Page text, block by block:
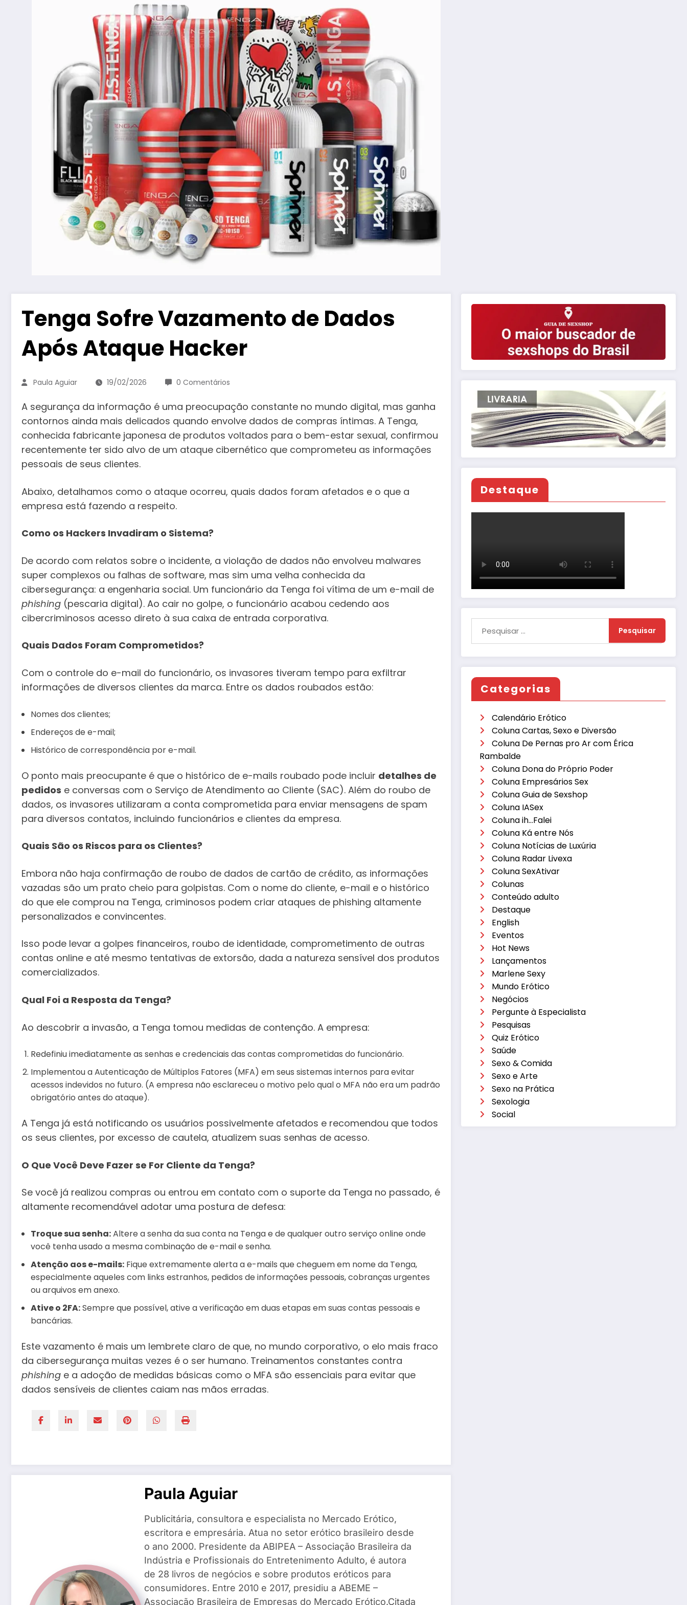
Tenga Sofre Vazamento de Dados
Após Ataque Hacker
Paula Aguiar 19/02/2026 0 Comentários
A segurança da informação é uma preocupação constante no mundo digital, mas ganha
contornos ainda mais delicados quando envolve dados de compras íntimas. A Tenga,
conhecida fabricante japonesa de produtos voltados para o bem-estar sexual, confirmou
recentemente ter sido alvo de um ataque cibernético que comprometeu as informações
pessoais de seus clientes.
Abaixo, detalhamos como o ataque ocorreu, quais dados foram afetados e o que a
empresa está fazendo a respeito.
Como os Hackers Invadiram o Sistema?
De acordo com relatos sobre o incidente, a violação de dados não envolveu malwares
super complexos ou falhas de software, mas sim uma velha conhecida da
cibersegurança: a engenharia social. Um funcionário da Tenga foi vítima de um e-mail de
phishing (pescaria digital). Ao cair no golpe, o funcionário acabou cedendo aos
cibercriminosos acesso direto à sua caixa de entrada corporativa.
Quais Dados Foram Comprometidos?
Com o controle do e-mail do funcionário, os invasores tiveram tempo para exfiltrar
informações de diversos clientes da marca. Entre os dados roubados estão:
Nomes dos clientes;
Endereços de e-mail;
Histórico de correspondência por e-mail.
O ponto mais preocupante é que o histórico de e-mails roubado pode incluir detalhes de
pedidos e conversas com o Serviço de Atendimento ao Cliente (SAC). Além do roubo de
dados, os invasores utilizaram a conta comprometida para enviar mensagens de spam
para diversos contatos, incluindo funcionários e clientes da empresa.
Quais São os Riscos para os Clientes?
Embora não haja confirmação de roubo de dados de cartão de crédito, as informações
vazadas são um prato cheio para golpistas. Com o nome do cliente, e-mail e o histórico
do que ele comprou na Tenga, criminosos podem criar ataques de phishing altamente
personalizados e convincentes.
Isso pode levar a golpes financeiros, roubo de identidade, comprometimento de outras
contas online e até mesmo tentativas de extorsão, dada a natureza sensível dos produtos
comercializados.
Qual Foi a Resposta da Tenga?
Ao descobrir a invasão, a Tenga tomou medidas de contenção. A empresa:
Redefiniu imediatamente as senhas e credenciais das contas comprometidas do funcionário.
Implementou a Autenticação de Múltiplos Fatores (MFA) em seus sistemas internos para evitar
acessos indevidos no futuro. (A empresa não esclareceu o motivo pelo qual o MFA não era um padrão
obrigatório antes do ataque).
A Tenga já está notificando os usuários possivelmente afetados e recomendou que todos
os seus clientes, por excesso de cautela, atualizem suas senhas de acesso.
O Que Você Deve Fazer se For Cliente da Tenga?
Se você já realizou compras ou entrou em contato com o suporte da Tenga no passado, é
altamente recomendável adotar uma postura de defesa:
Troque sua senha:Altere a senha da sua conta na Tenga e de qualquer outro serviço online onde
você tenha usado a mesma combinação de e-mail e senha.
Atenção aos e-mails: Fique extremamente alerta a e-mails que cheguem em nome da Tenga,
especialmente aqueles com links estranhos, pedidos de informações pessoais, cobranças urgentes
ou arquivos em anexo.
Ative o 2FA:Sempre que possível, ative a verificação em duas etapas em suas contas pessoais e
bancárias.
Este vazamento é mais um lembrete claro de que, no mundo corporativo, o elo mais fraco
da cibersegurança muitas vezes é o ser humano. Treinamentos constantes contra
phishing e a adoção de medidas básicas como o MFA são essenciais para evitar que
dados sensíveis de clientes caiam nas mãos erradas.
Paula Aguiar
Publicitária, consultora e especialista no Mercado Erótico,
escritora e empresária. Atua no setor erótico brasileiro desde
o ano 2000. Presidente da ABIPEA – Associação Brasileira da
Indústria e Profissionais do Entretenimento Adulto, é autora
de 28 livros de negócios e sobre produtos eróticos para
consumidores. Entre 2010 e 2017, presidiu a ABEME –
Associação Brasileira de Empresas do Mercado Erótico.Citada
Destaque
Categorias
Calendário Erótico
Coluna Cartas, Sexo e Diversão
Coluna De Pernas pro Ar com Érica
Rambalde
Coluna Dona do Próprio Poder
Coluna Empresários Sex
Coluna Guia de Sexshop
Coluna IASex
Coluna ih…Falei
Coluna Ká entre Nós
Coluna Notícias de Luxúria
Coluna Radar Livexa
Coluna SexAtivar
Colunas
Conteúdo adulto
Destaque
English
Eventos
Hot News
Lançamentos
Marlene Sexy
Mundo Erótico
Negócios
Pergunte à Especialista
Pesquisas
Quiz Erótico
Saúde
Sexo & Comida
Sexo e Arte
Sexo na Prática
Sexologia
Social